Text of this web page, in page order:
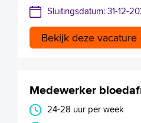
Sluitingsdatum: 31-12-
Bekijk deze vacature
Medewerker
24-28 uur per week